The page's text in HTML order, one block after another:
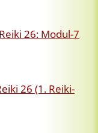
26: Modul-7
26 (1. Reiki-